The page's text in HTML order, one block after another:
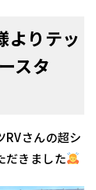
よりテッ
スタ
RVさんの超シ
だきました